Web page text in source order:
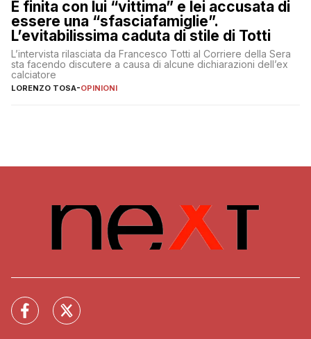
È finita con lui “vittima” e lei accusata di
essere una “sfasciafamiglie”.
L’evitabilissima caduta di stile di Totti
L’intervista rilasciata da Francesco Totti al Corriere della Sera
sta facendo discutere a causa di alcune dichiarazioni dell’ex
calciatore
LORENZO TOSA-OPINIONI